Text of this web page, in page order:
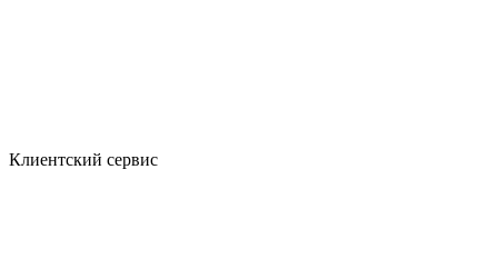
Клиентский сервис